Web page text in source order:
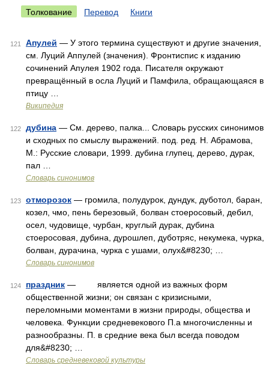
Толкование Перевод Книги
121 Апулей — У этого термина существуют и другие значения,
см. Луций Аппулей (значения). Фронтиспис к изданию
сочинений Апулея 1902 года. Писателя окружают
превращённый в осла Луций и Памфила, обращающаяся в
птицу …
Википедия
122 дубина — См. дерево, палка... Словарь русских синонимов
и сходных по смыслу выражений. под. ред. Н. Абрамова,
М.: Русские словари, 1999. дубина глупец, дерево, дурак,
пал …
Словарь синонимов
123 отморозок — громила, полудурок, дундук, дуботол, баран,
козел, чмо, пень березовый, болван стоеросовый, дебил,
осел, чудовище, чурбан, круглый дурак, дубина
стоеросовая, дубина, дурошлеп, дуботряс, некумека, чурка,
болван, дурачина, чурка с ушами, олух&#8230; …
Словарь синонимов
124 праздник — является одной из важных форм
общественной жизни; он связан с кризисными,
переломными моментами в жизни природы, общества и
человека. Функции средневекового П.а многочисленны и
разнообразны. П. в средние века был всегда поводом
для&#8230; …
Словарь средневековой культуры